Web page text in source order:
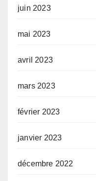
juin 2023
mai 2023
avril 2023
mars 2023
février 2023
janvier 2023
décembre 2022